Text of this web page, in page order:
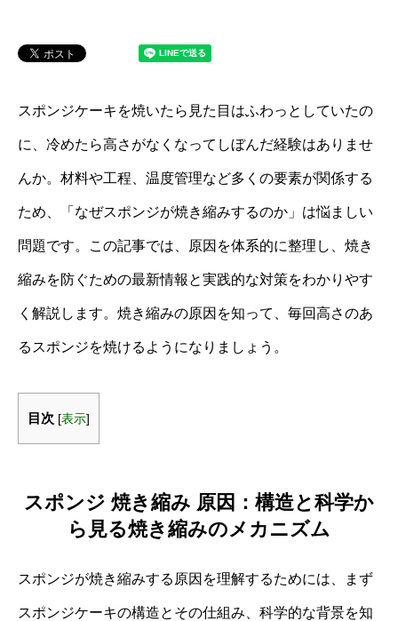
スポンジケーキを焼いたら見た目はふわっとしていたの
に、冷めたら高さがなくなってしぼんだ経験はありませ
んか。材料や工程、温度管理など多くの要素が関係する
ため、「なぜスポンジが焼き縮みするのか」は悩ましい
問題です。この記事では、原因を体系的に整理し、焼き
縮みを防ぐための最新情報と実践的な対策をわかりやす
く解説します。焼き縮みの原因を知って、毎回高さのあ
るスポンジを焼けるようになりましょう。
目次 [表示]
スポンジ 焼き縮み 原因：構造と科学か
ら見る焼き縮みのメカニズム
スポンジが焼き縮みする原因を理解するためには、まず
スポンジケーキの構造とその仕組み、科学的な背景を知